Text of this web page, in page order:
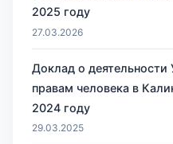
2025 году
27.03.2026
Доклад о деятельности
правам человека в
2024 году
29.03.2025